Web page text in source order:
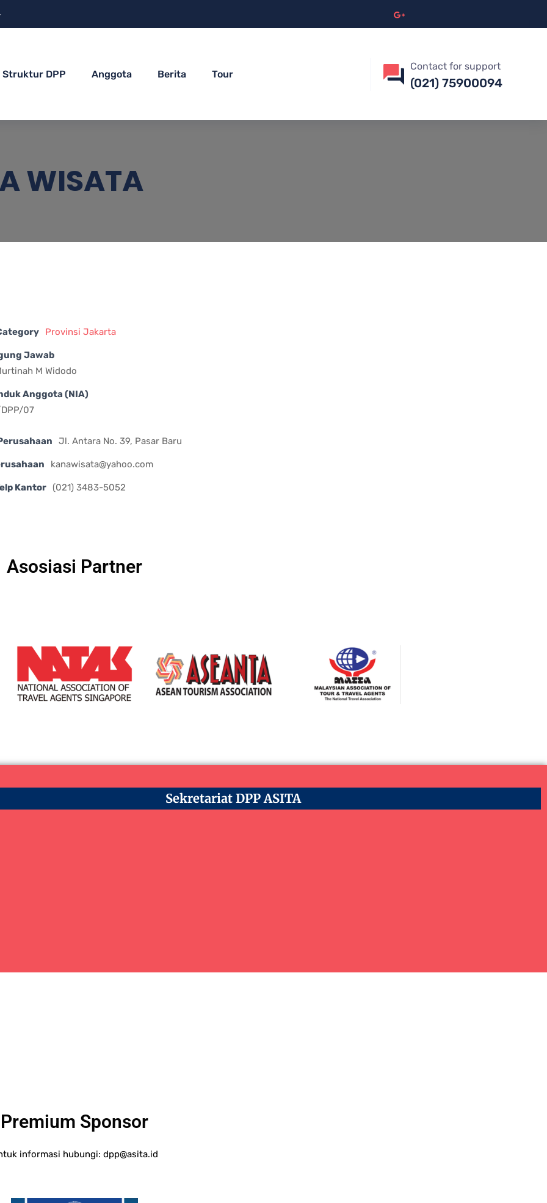
Struktur DPP Anggota Berita Tour
Contact for support
(021) 75900094
WISATA
Provinsi Jakarta
Jawab
M Widodo
Anggota (NIA)
07
Jl. Antara No. 39, Pasar Baru
kanawisata@yahoo.com
Kantor (021) 3483-5052
Asosiasi Partner
Sekretariat DPP ASITA
Premium Sponsor
informasi hubungi: dpp@asita.id